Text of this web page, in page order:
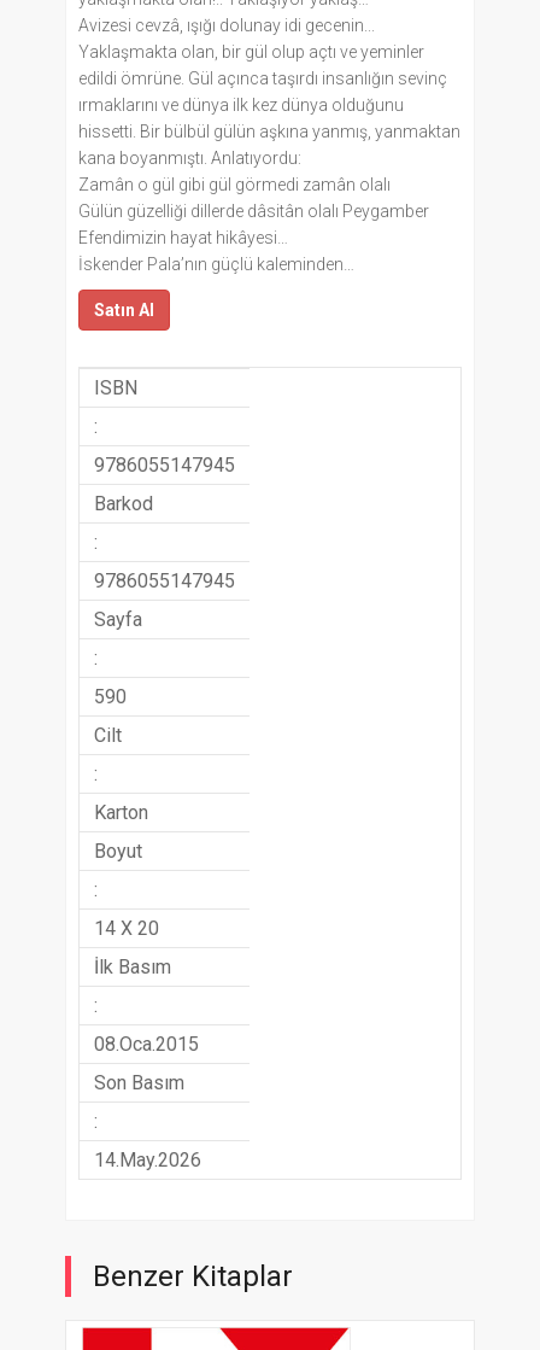
Avizesi cevzâ, ışığı dolunay idi gecenin...
Yaklaşmakta olan, bir gül olup açtı ve yeminler
edildi ömrüne. Gül açınca taşırdı insanlığın sevinç
ırmaklarını ve dünya ilk kez dünya olduğunu
hissetti. Bir bülbül gülün aşkına yanmış, yanmaktan
kana boyanmıştı. Anlatıyordu:
Zamân o gül gibi gül görmedi zamân olalı
Gülün güzelliği dillerde dâsitân olalı Peygamber
Efendimizin hayat hikâyesi…
İskender Pala’nın güçlü kaleminden…
Satın Al
ISBN
:
9786055147945
Barkod
:
9786055147945
Sayfa
:
590
Cilt
:
Karton
Boyut
:
14 X 20
İlk Basım
:
08.Oca.2015
Son Basım
:
14.May.2026
Benzer Kitaplar